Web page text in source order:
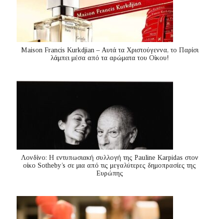
Maison Francis Kurkdjian – Αυτά τα Χριστούγεννα, το Παρίσι
λάμπει μέσα από τα αρώματα του Οίκου!
Λονδίνο: Η εντυπωσιακή συλλογή της Pauline Karpidas στον
οίκο Sotheby’s σε μια από τις μεγαλύτερες δημοπρασίες της
Ευρώπης